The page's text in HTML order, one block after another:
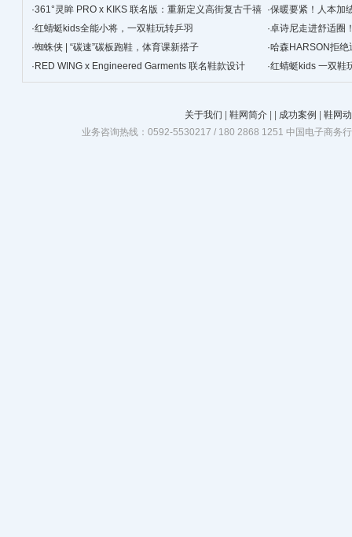
·361°灵眸 PRO x KIKS 联名版：重新定义高街复古千禧
跑鞋
·保暖要紧！人本加
·红蜻蜓kids全能小将，一双鞋玩转乒羽 ·卓诗尼走进舒适圈
·蜘蛛侠 | “碳速”碳板跑鞋，体育课新搭子 ·哈森HARSON拒绝
· RED WING x Engineered Garments 联名鞋款设计 ·红蜻蜓kids 一双鞋
关于我们 鞋网简介 成功案例
鞋网
业务咨询热线：0592-5530217 / 180 2868 1251 中国电子商务